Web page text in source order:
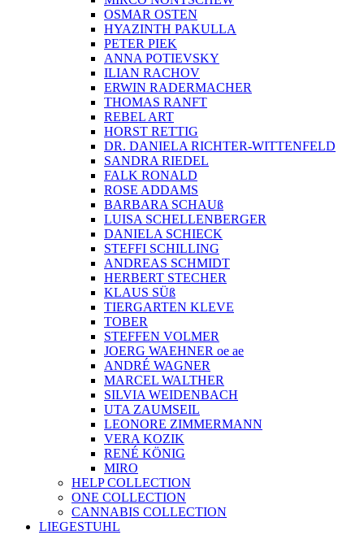
OSMAR OSTEN
HYAZINTH PAKULLA
PETER PIEK
ANNA POTIEVSKY
ILIAN RACHOV
ERWIN RADERMACHER
THOMAS RANFT
REBEL ART
HORST RETTIG
DR. DANIELA RICHTER-WITTENFELD
SANDRA RIEDEL
FALK RONALD
ROSE ADDAMS
BARBARA SCHAUß
LUISA SCHELLENBERGER
DANIELA SCHIECK
STEFFI SCHILLING
ANDREAS SCHMIDT
HERBERT STECHER
KLAUS SÜß
TIERGARTEN KLEVE
TOBER
STEFFEN VOLMER
JOERG WAEHNER oe ae
ANDRÉ WAGNER
MARCEL WALTHER
SILVIA WEIDENBACH
UTA ZAUMSEIL
LEONORE ZIMMERMANN
VERA KOZIK
RENÉ KÖNIG
MIRO
HELP COLLECTION
ONE COLLECTION
CANNABIS COLLECTION
LIEGESTUHL